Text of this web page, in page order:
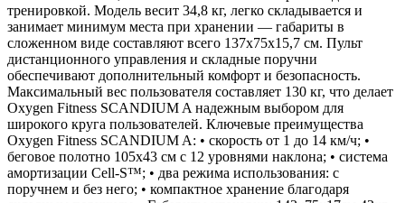
тренировкой. Модель весит 34,8 кг, легко складывается и
занимает минимум места при хранении — габариты в
сложенном виде составляют всего 137х75х15,7 см. Пульт
дистанционного управления и складные поручни
обеспечивают дополнительный комфорт и безопасность.
Максимальный вес пользователя составляет 130 кг, что делает
Oxygen Fitness SCANDIUM A надежным выбором для
широкого круга пользователей. Ключевые преимущества
Oxygen Fitness SCANDIUM A: • скорость от 1 до 14 км/ч; •
беговое полотно 105х43 см с 12 уровнями наклона; • система
амортизации Cell-S™; • два режима использования: с
поручнем и без него; • компактное хранение благодаря